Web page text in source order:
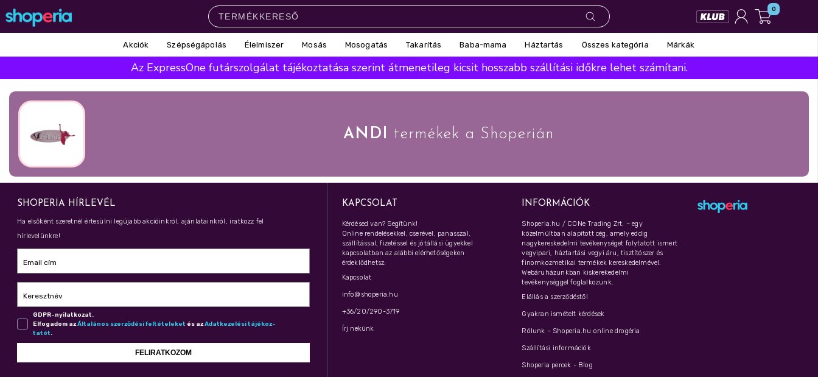
0
Élelmiszer
Mosás Mosogatás Takarítás
Baba-mama
Népszerű márkák
Lenor
Népszerű keresések
leukoplast ariel lenor finish
pampers
Akciók Szépségápolás Élelmiszer Mosás Mosogatás Takarítás Baba-mama Háztartás Összes kategória Márkák
Az ExpressOne futárszolgálat tájékoztatása szerint átmenetileg kicsit hosszabb szállítási időkre lehet számítani.
ANDI termékek a Shoperián
SHOPERIA HÍRLEVÉL
Ha elsőként szeretnél értesülni legújabb akcióinkról, ajánlatainkról, iratkozz fel
hírlevelünkre!
Email cím
Keresztnév
GDPR-nyilatkozat.
Elfogadom azÁl­ta­lá­nos szer­ző­dé­si fel­té­te­le­ket és azAdat­ke­ze­lé­si tá­jé­koz­
ta­tót.
FELIRATKOZOM
KAPCSOLAT
Kérdésed van? Segítünk!
Online rendelésekkel, cserével, panasszal,
szállítással, fizetéssel és jótállási ügyekkel
kapcsolatban az alábbi elérhetőségeken
érdeklődhetsz:
Kapcsolat
info@shoperia.hu
+36/20/290-3719
Írj nekünk
INFORMÁCIÓK
Shoperia.hu / CONe Trading Zrt. – egy
közelmúltban alapított cég, amely eddig
nagykereskedelmi tevékenységet folytatott ismert
vegyipari, háztartási vegyi áru, tisztítószer és
finomkozmetikai termékek kereskedelmével.
Webáruházunkban kiskerekedelmi
tevékenységgel foglalkozunk.
Elállás a szerződéstől
Gyakran ismételt kérdések
Rólunk – Shoperia.hu online drogéria
Szállítási információk
Shoperia percek - Blog